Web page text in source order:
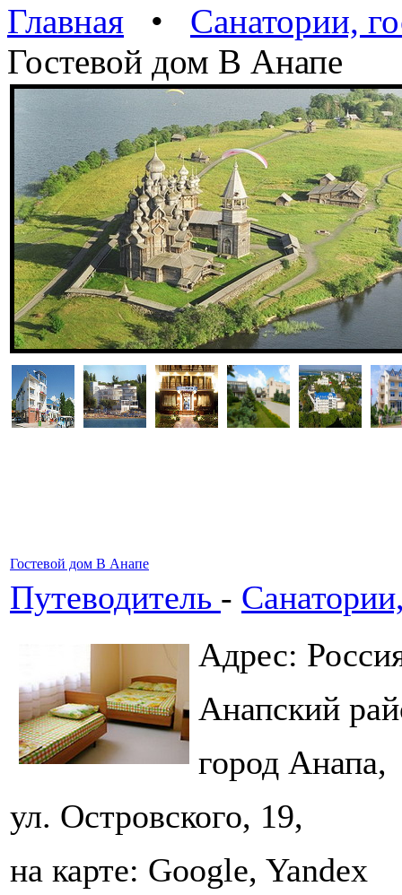
Главная • Санатории,
Гостевой дом В Анапе
Гостевой дом В Анапе
Путеводитель -
Адрес:
Анапский
город Анапа,
ул. Островского, 19,
на карте: Google, Yandex